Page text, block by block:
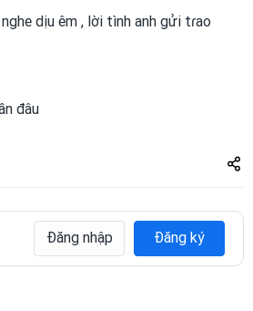
dịu êm , lời tình anh gửi tɾao
đâu
Share
zuto.vn
Đăng nhập Đăng ký